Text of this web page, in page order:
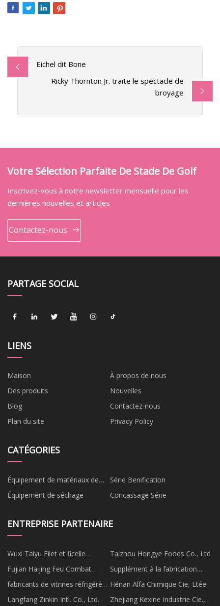
Eichel dit Bone
Ricky Thornton Jr. traite le spectacle de
broyage
Votre Sélection Parfaite De Stade De Golf
Inscrivez-vous à notre newsletter mensuelle pour les
dernières nouvelles et articles
Contactez-nous
PARTAGE SOCIAL
LIENS
Maison
À propos de nous
Des produits
Nouvelles
Blog
Contactez-nous
Plan du site
Privacy Policy
CATÉGORIES
Équipement de matériaux de
construction
Série Benification
Équipement de séchage
Concassage Série
ENTREPRISE PARTENAIRE
Wuxi Taiyu Filet et ficelle
Fabricant Co., Ltée
Taizhou Hongye Foods Co., Ltd
Fujian Haijing Feu Combat
Supplément à la fabrication
sous contrat
fabricants de vitrines réfrigérées
pour gâteaux
Hénan Alfa Chimique Cie, Ltée
Langfang Zinkin Intl. Co., Ltd.
Zhejiang Kexine Industrie Cie.,